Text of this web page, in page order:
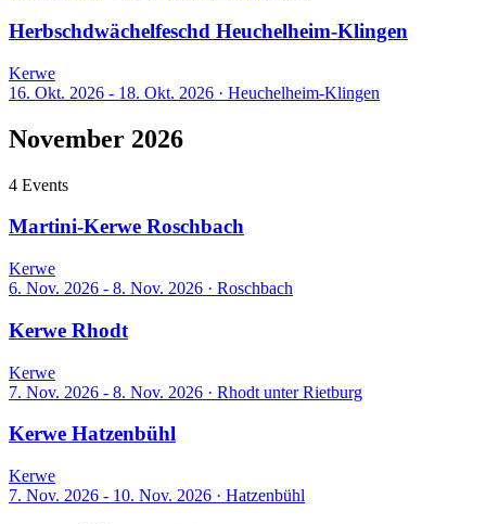
Herbschdwächelfeschd Heuchelheim-Klingen
Kerwe
16. Okt. 2026 - 18. Okt. 2026 · Heuchelheim-Klingen
November 2026
4 Events
Martini-Kerwe Roschbach
Kerwe
6. Nov. 2026 - 8. Nov. 2026 · Roschbach
Kerwe Rhodt
Kerwe
7. Nov. 2026 - 8. Nov. 2026 · Rhodt unter Rietburg
Kerwe Hatzenbühl
Kerwe
7. Nov. 2026 - 10. Nov. 2026 · Hatzenbühl